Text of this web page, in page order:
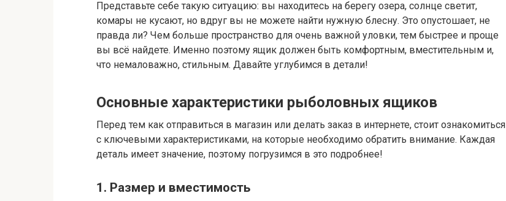
Представьте себе такую ситуацию: вы находитесь на берегу озера, солнце светит,
комары не кусают, но вдруг вы не можете найти нужную блесну. Это опустошает, не
правда ли? Чем больше пространство для очень важной уловки, тем быстрее и проще
вы всё найдете. Именно поэтому ящик должен быть комфортным, вместительным и,
что немаловажно, стильным. Давайте углубимся в детали!
Основные характеристики рыболовных ящиков
Перед тем как отправиться в магазин или делать заказ в интернете, стоит ознакомиться
с ключевыми характеристиками, на которые необходимо обратить внимание. Каждая
деталь имеет значение, поэтому погрузимся в это подробнее!
1. Размер и вместимость